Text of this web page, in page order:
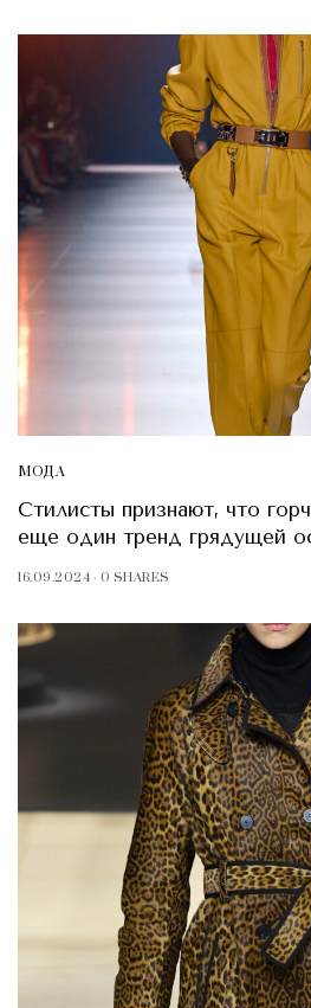
МОДА
Стилисты признают, что
еще один тренд грядущей
16.09.2024 0 SHARES